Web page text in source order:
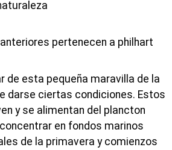
pertenecen a philhart
de esta pequeña maravilla de la
darse ciertas condiciones. Estos
y se alimentan del plancton
en fondos marinos
de la primavera y comienzos